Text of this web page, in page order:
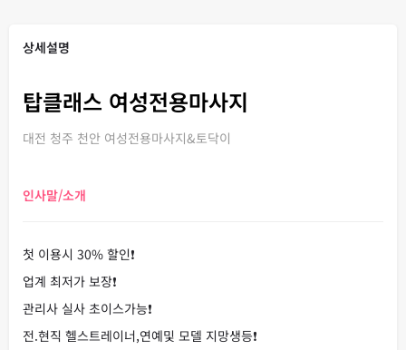
상세설명
탑클래스 여성전용마사지
대전 청주 천안 여성전용마사지&토닥이
인사말/소개
첫 이용시 30% 할인❗
업계 최저가 보장❗
관리사 실사 초이스가능❗
전.현직 헬스트레이너,연예및 모델 지망생등❗